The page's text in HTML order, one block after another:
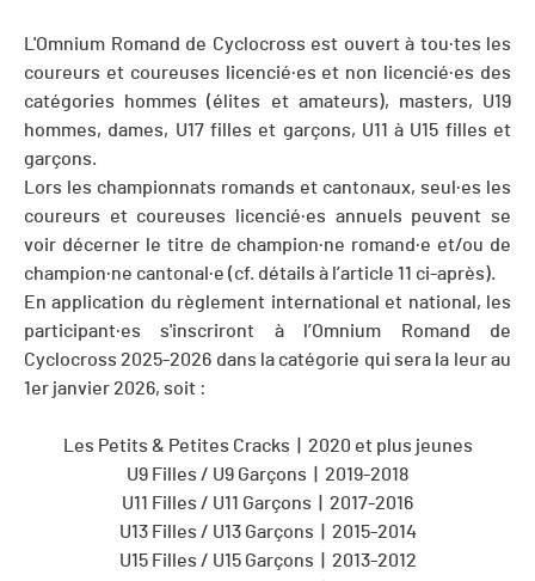
L'Omnium Romand de Cyclocross est ouvert à tou·tes les
coureurs et coureuses licencié·es et non licencié·es des
catégories hommes (élites et amateurs), masters, U19
hommes, dames, U17 filles et garçons, U11 à U15 filles et
garçons.
Lors les championnats romands et cantonaux, seul·es les
coureurs et coureuses licencié·es annuels peuvent se
voir décerner le titre de champion·ne romand·e et/ou de
champion·ne cantonal·e (cf. détails à l’article 11 ci-après).
En application du règlement international et national, les
participant·es s'inscriront à l’Omnium Romand de
Cyclocross 2025-2026 dans la catégorie qui sera la leur au
1er janvier 2026, soit :
Les Petits & Petites Cracks | 2020 et plus jeunes
U9 Filles / U9 Garçons | 2019-2018
U11 Filles / U11 Garçons | 2017-2016
U13 Filles / U13 Garçons | 2015-2014
U15 Filles / U15 Garçons | 2013-2012